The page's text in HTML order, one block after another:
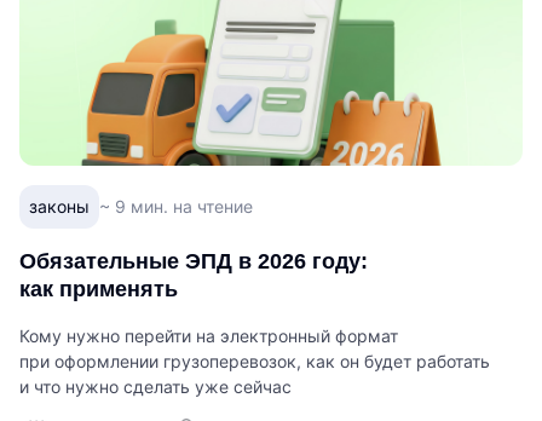
законы ~ 9 мин. на чтение
Обязательные ЭПД в 2026 году:
как применять
Кому нужно перейти на электронный формат
при оформлении грузоперевозок, как он будет работать
и что нужно сделать уже сейчас